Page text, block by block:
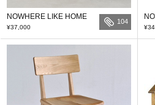
NOWHERE LIKE HOME
¥37,000
104